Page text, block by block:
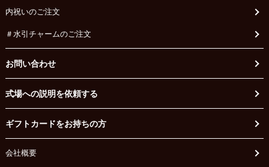
内祝いのご注文
＃水引チャームのご注文
お問い合わせ
式場への説明を依頼する
ギフトカードをお持ちの方
会社概要